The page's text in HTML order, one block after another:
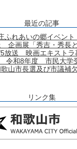
最近の記事
れあいの郷イベント
企画展「秀吉・秀長と
放送 映画エキストラ
令和8年度 市民大学
山市長選及び市議補
リンク集